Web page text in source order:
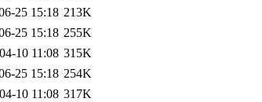
25 15:18 213K
25 15:18 255K
10 11:08 315K
25 15:18 254K
10 11:08 317K